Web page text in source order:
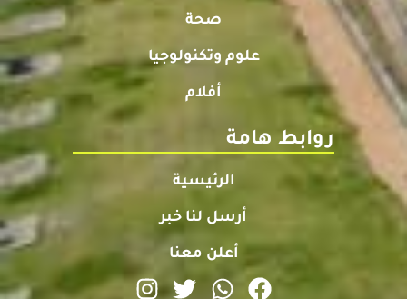
صحة
علوم وتكنولوجيا
أفلام
روابط هامة
الرئيسية
أرسل لنا خبر
أعلن معنا